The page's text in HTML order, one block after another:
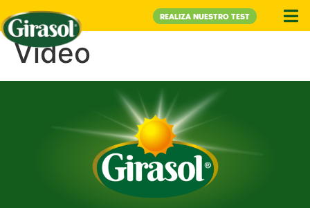
REALIZA NUESTRO TEST
Video